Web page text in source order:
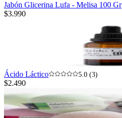
Jabón Glicerina Lufa - Melisa 100 Gr
$3.990
Ácido Láctico 5.0 (3)
$2.490